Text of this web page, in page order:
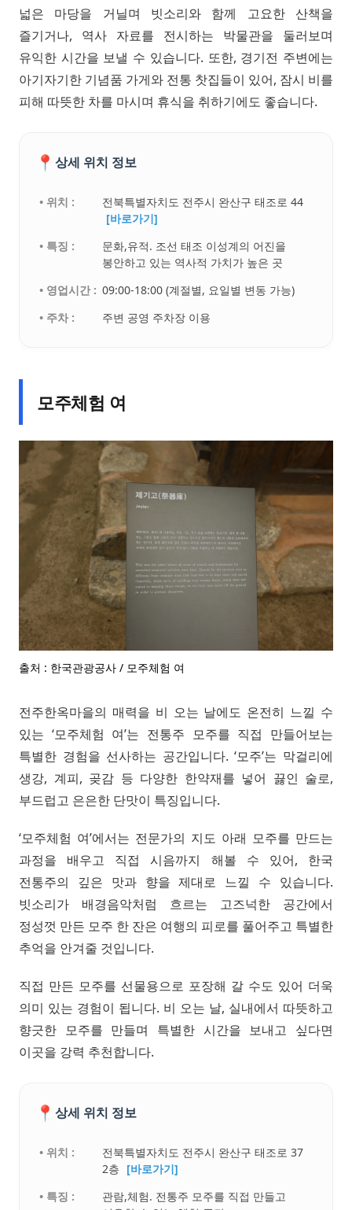
넓은 마당을 거닐며 빗소리와 함께 고요한 산책을
즐기거나, 역사 자료를 전시하는 박물관을 둘러보며
유익한 시간을 보낼 수 있습니다. 또한, 경기전 주변에는
아기자기한 기념품 가게와 전통 찻집들이 있어, 잠시 비를
피해 따뜻한 차를 마시며 휴식을 취하기에도 좋습니다.
📍 상세 위치 정보
• 위치 :
전북특별자치도 전주시 완산구 태조로 44
[바로가기]
• 특징 :
문화,유적. 조선 태조 이성계의 어진을
봉안하고 있는 역사적 가치가 높은 곳
• 영업시간 : 09:00-18:00 (계절별, 요일별 변동 가능)
• 주차 :
주변 공영 주차장 이용
모주체험 여
출처 : 한국관광공사 / 모주체험 여
전주한옥마을의 매력을 비 오는 날에도 온전히 느낄 수
있는 ‘모주체험 여’는 전통주 모주를 직접 만들어보는
특별한 경험을 선사하는 공간입니다. ‘모주’는 막걸리에
생강, 계피, 곶감 등 다양한 한약재를 넣어 끓인 술로,
부드럽고 은은한 단맛이 특징입니다.
‘모주체험 여’에서는 전문가의 지도 아래 모주를 만드는
과정을 배우고 직접 시음까지 해볼 수 있어, 한국
전통주의 깊은 맛과 향을 제대로 느낄 수 있습니다.
빗소리가 배경음악처럼 흐르는 고즈넉한 공간에서
정성껏 만든 모주 한 잔은 여행의 피로를 풀어주고 특별한
추억을 안겨줄 것입니다.
직접 만든 모주를 선물용으로 포장해 갈 수도 있어 더욱
의미 있는 경험이 됩니다. 비 오는 날, 실내에서 따뜻하고
향긋한 모주를 만들며 특별한 시간을 보내고 싶다면
이곳을 강력 추천합니다.
📍 상세 위치 정보
• 위치 :
전북특별자치도 전주시 완산구 태조로 37
2층 [바로가기]
• 특징 :
관람,체험. 전통주 모주를 직접 만들고